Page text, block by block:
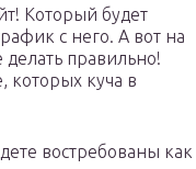
Который будет
с него. А вот на
правильно!
которых куча в
востребованы как